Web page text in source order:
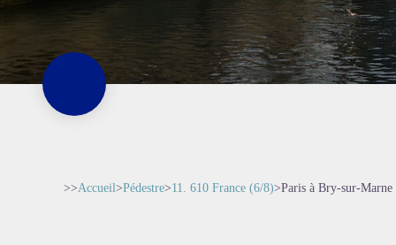
>>Accueil>Pédestre>11. 610 France (6/8)>Paris à Bry-sur-Marne